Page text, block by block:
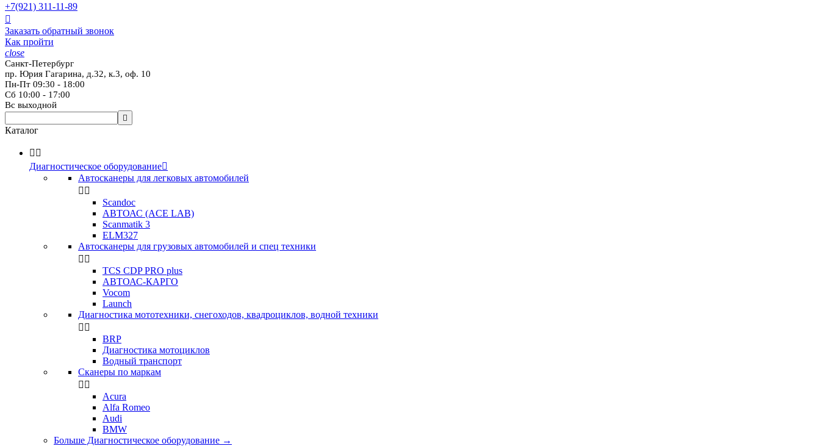
+7(921) 311-11-89

Заказать обратный звонок
Как пройти
close
Санкт-Петербург
пр. Юрия Гагарина, д.32, к.3, оф. 10
Пн-Пт 09:30 - 18:00
Сб 10:00 - 17:00
Вс выходной

Каталог
 
Диагностическое оборудование
Автосканеры для легковых автомобилей
 
Scandoc
АВТОАС (ACE LAB)
Scanmatik 3
ELM327
Автосканеры для грузовых автомобилей и спец техники
 
TCS CDP PRO plus
АВТОАС-КАРГО
Vocom
Launch
Диагностика мототехники, снегоходов, квадроциклов, водной техники
 
BRP
Диагностика мотоциклов
Водный транспорт
Сканеры по маркам
 
Acura
Alfa Romeo
Audi
BMW
Больше Диагностическое оборудование →